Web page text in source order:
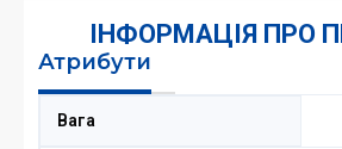
ІНФОРМАЦІЯ ПРО
Атрибути
Вага